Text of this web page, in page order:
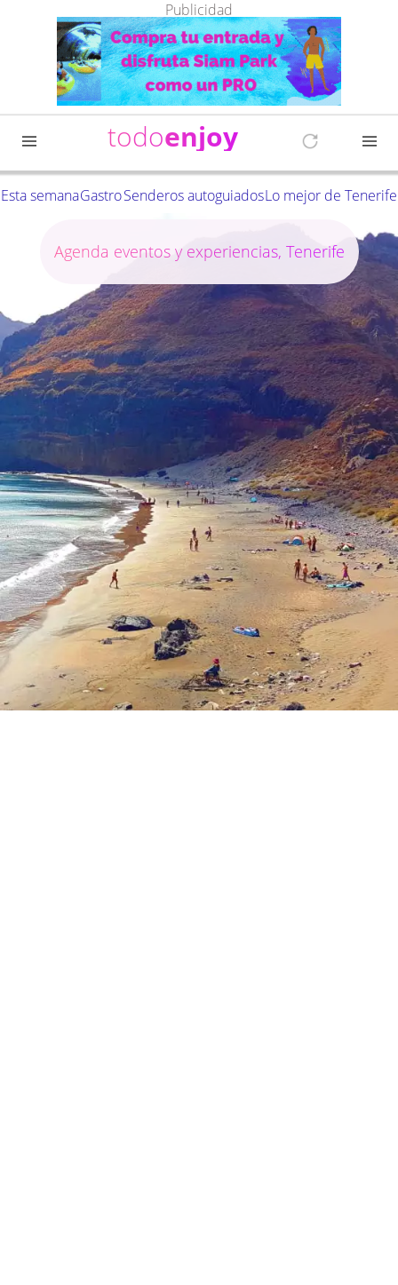
Publicidad
todoenjoy
Esta semanaGastroSenderos autoguiadosLo mejor de Tenerife
Agenda eventos y experiencias, Tenerife